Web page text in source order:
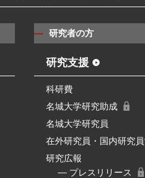
研究者の方
研究支援
科研費
名城大学研究助成
名城大学研究員
在外研究員・国内研究
研究広報
― プレスリリース